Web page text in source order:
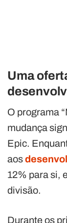
Uma
O programa
mudança
Epic.
aos
12% para si,
divisão.
Durante os